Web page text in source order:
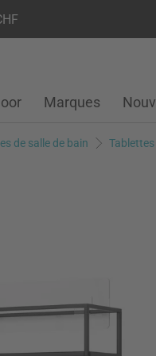
Marques
de salle de bain